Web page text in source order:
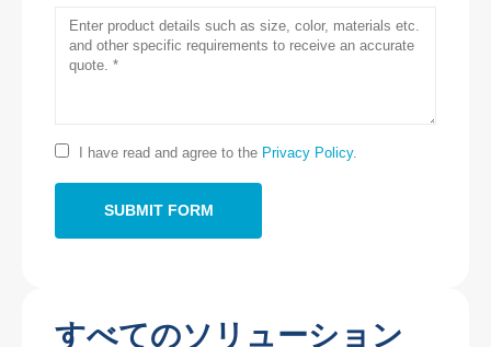
すべてのソリューション
I have read and agree to the Privacy Policy.
お問い合わせ
メール： cece@winsensor.com
wechat